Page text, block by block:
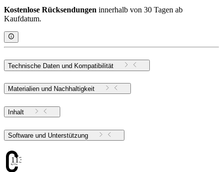
Kostenlose Rücksendungen innerhalb von 30 Tagen ab
Kaufdatum.
Technische Daten und Kompatibilität
Materialien und Nachhaltigkeit
Inhalt
Software und Unterstützung
113.43